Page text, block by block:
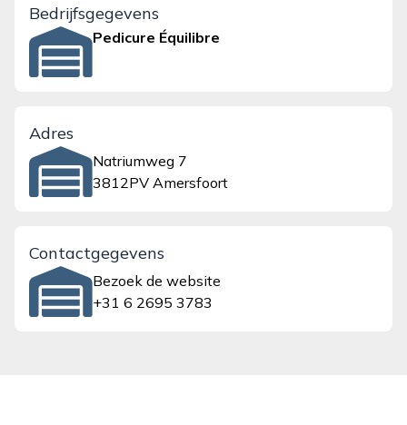
Bedrijfsgegevens
Pedicure Équilibre
Adres
Natriumweg 7
3812PV Amersfoort
Contactgegevens
Bezoek de website
+31 6 2695 3783